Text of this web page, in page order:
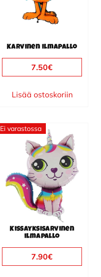
Karvinen ilmapallo
7.50€
Lisää ostoskoriin
Ei varastossa
Kissayksisarvinen
ilmapallo
7.90€